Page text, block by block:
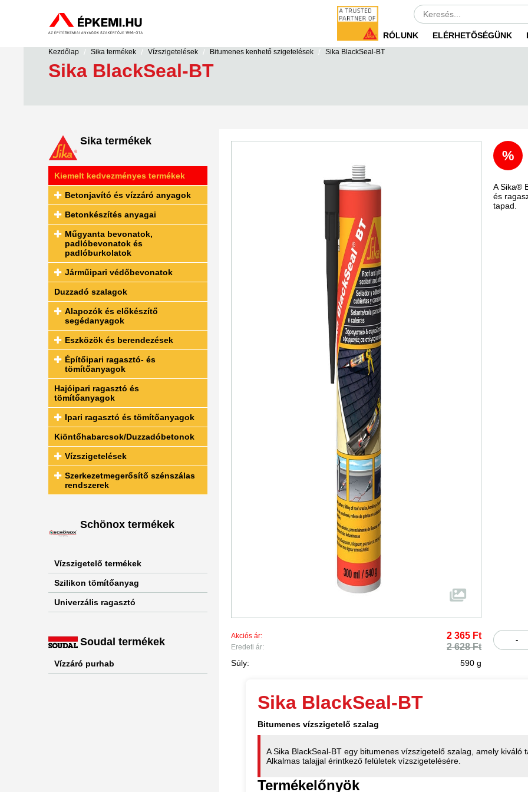
RÓLUNK ELÉRHETŐSÉGÜNK
Kezdőlap / Sika termékek / Vízszigetelések / Bitumenes kenhető szigetelések / Sika BlackSeal-BT
Sika BlackSeal-BT
Sika termékek
Kiemelt kedvezményes termékek
Betonjavító és vízzáró anyagok
Betonkészítés anyagai
Műgyanta bevonatok,
padlóbevonatok és
padlóburkolatok
Járműipari védőbevonatok
Duzzadó szalagok
Alapozók és előkészítő
segédanyagok
Eszközök és berendezések
Építőipari ragasztó- és
tömítőanyagok
Hajóipari ragasztó és
tömítőanyagok
Ipari ragasztó és tömítőanyagok
Kiöntőhabarcsok/Duzzadóbetonok
Vízszigetelések
Szerkezetmegerősítő szénszálas
rendszerek
Schönox termékek
Vízszigetelő termékek
Szilikon tömítőanyag
Univerzális ragasztó
Soudal termékek
Vízzáró purhab
%
A Sika®
és
tapad.
Akciós ár: 2 365 Ft
Eredeti ár: 2 628 Ft
Súly: 590 g
-
Sika BlackSeal-BT
Bitumenes vízszigetelő szalag
A Sika BlackSeal-BT egy bitumenes vízszigetelő szalag, amely
Alkalmas talajjal érintkező felületek vízszigetelésére.
Termékelőnyök